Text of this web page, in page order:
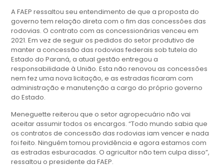
A FAEP ressaltou seu entendimento de que a proposta do
governo tem relação direta com o fim das concessões das
rodovias. O contrato com as concessionárias venceu em
2021. Em vez de seguir os pedidos do setor produtivo de
manter a concessão das rodovias federais sob tutela do
Estado do Paraná, a atual gestão entregou a
responsabilidade à União. Esta não renovou as concessões
nem fez uma nova licitação, e as estradas ficaram com
administração e manutenção a cargo do próprio governo
do Estado.
Meneguette reiterou que o setor agropecuário não vai
aceitar assumir todos os encargos. “Todo mundo sabia que
os contratos de concessão das rodovias iam vencer e nada
foi feito. Ninguém tomou providência e agora estamos com
as estradas esburacadas. O agricultor não tem culpa disso”,
ressaltou o presidente da FAEP.